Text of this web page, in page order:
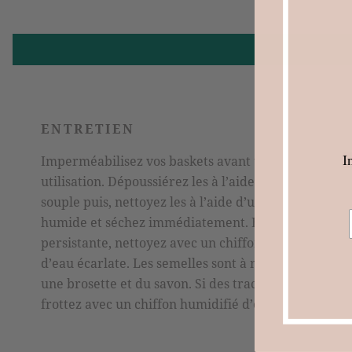
ENTRETIEN
Imperméabilisez vos baskets avant toute
utilisation. Dépoussiérez les à l’aide d’une brosse
souple puis, nettoyez les à l’aide d’un chiffon
humide et séchez immédiatement. En cas de tache
persistante, nettoyez avec un chiffon humidifié
d’eau écarlate. Les semelles sont à nettoyer avec
une brosette et du savon. Si des traces persistent
frottez avec un chiffon humidifié d’eau écarlate.